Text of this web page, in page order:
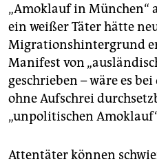
„Amoklauf in München“
ein weißer Täter hätte
Migrationshintergrund
Manifest von
geschrieben – wäre es
ohne Aufschrei
„unpolitischen
Attentäter können